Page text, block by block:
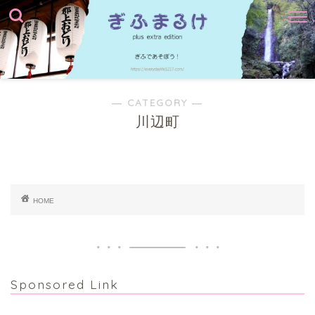
― CATEGORY ―
川辺町
HOME
Sponsored Link